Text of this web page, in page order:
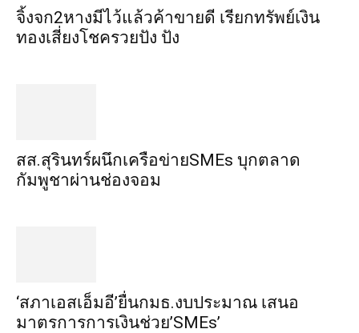
จิ้งจก​2​หาง​มีไว้แล้ว​ค้าขาย​ดี​ เรียก​ทรัพย์เงิน
ทอง​เสี่ยงโชค​รวยปัง​ ปัง​
สส.สุรินทร์ผนึกเครือข่ายSMEs บุกตลาด
กัมพูชาผ่านช่องจอม
‘สภาเอสเอ็มอี’ยื่นกมธ.งบประมาณ เสนอ
มาตรการการเงินช่วย’SMEs’